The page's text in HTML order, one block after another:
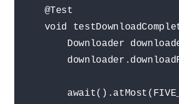
    @Test
void
Downloader